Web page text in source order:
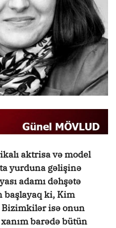
aktrisa və model
yurduna gəlişinə
adamı dəhşətə
başlayaq ki, Kim
isə onun
xanım barədə bütün